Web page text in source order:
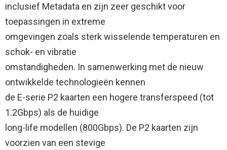
inclusief Metadata en zijn zeer geschikt voor
toepassingen in extreme
omgevingen zoals sterk wisselende temperaturen en
schok- en vibratie
omstandigheden. In samenwerking met de nieuw
ontwikkelde technologieën kennen
de E-serie P2 kaarten een hogere transferspeed (tot
1.2Gbps) als de huidige
long-life modellen (800Gbps). De P2 kaarten zijn
voorzien van een stevige